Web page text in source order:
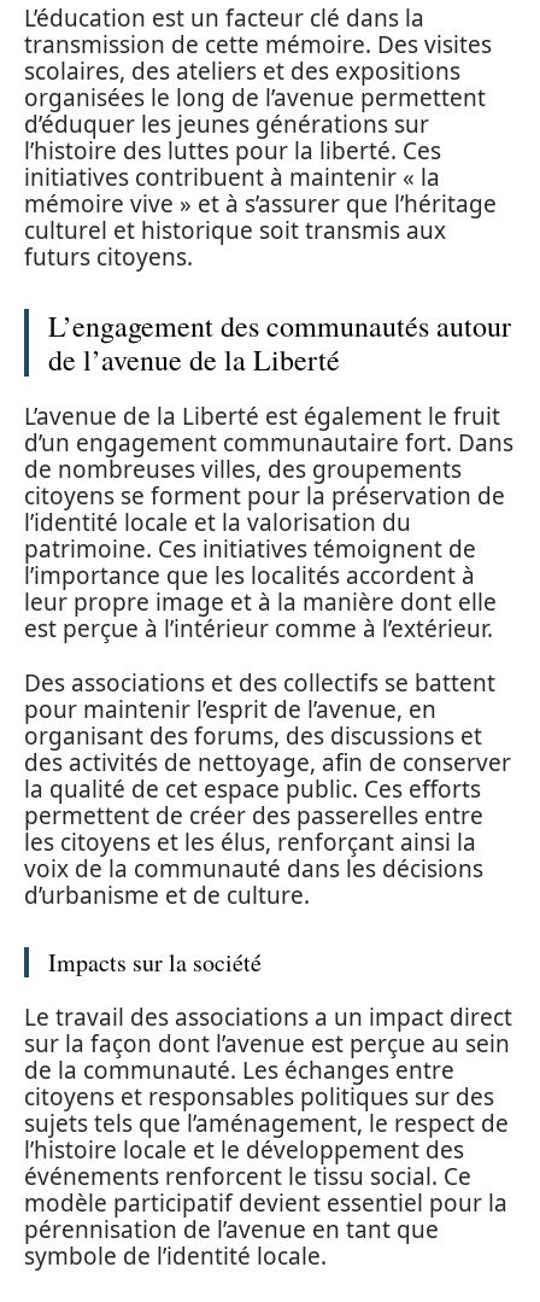
L’éducation est un facteur clé dans la
transmission de cette mémoire. Des visites
scolaires, des ateliers et des expositions
organisées le long de l’avenue permettent
d’éduquer les jeunes générations sur
l’histoire des luttes pour la liberté. Ces
initiatives contribuent à maintenir « la
mémoire vive » et à s’assurer que l’héritage
culturel et historique soit transmis aux
futurs citoyens.
L’engagement des communautés autour
de l’avenue de la Liberté
L’avenue de la Liberté est également le fruit
d’un engagement communautaire fort. Dans
de nombreuses villes, des groupements
citoyens se forment pour la préservation de
l’identité locale et la valorisation du
patrimoine. Ces initiatives témoignent de
l’importance que les localités accordent à
leur propre image et à la manière dont elle
est perçue à l’intérieur comme à l’extérieur.
Des associations et des collectifs se battent
pour maintenir l’esprit de l’avenue, en
organisant des forums, des discussions et
des activités de nettoyage, afin de conserver
la qualité de cet espace public. Ces efforts
permettent de créer des passerelles entre
les citoyens et les élus, renforçant ainsi la
voix de la communauté dans les décisions
d’urbanisme et de culture.
Impacts sur la société
Le travail des associations a un impact direct
sur la façon dont l’avenue est perçue au sein
de la communauté. Les échanges entre
citoyens et responsables politiques sur des
sujets tels que l’aménagement, le respect de
l’histoire locale et le développement des
événements renforcent le tissu social. Ce
modèle participatif devient essentiel pour la
pérennisation de l’avenue en tant que
symbole de l’identité locale.